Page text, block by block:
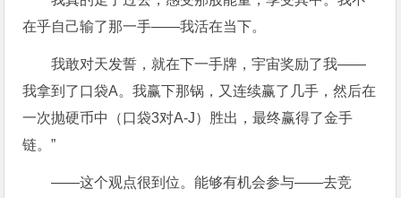
在乎自己输了那一手——我活在当下。
我敢对天发誓，就在下一手牌，宇宙奖励了我——
我拿到了口袋A。我赢下那锅，又连续赢了几手，然后在
一次抛硬币中（口袋3对A-J）胜出，最终赢得了金手
链。”
——这个观点很到位。能够有机会参与——去竞